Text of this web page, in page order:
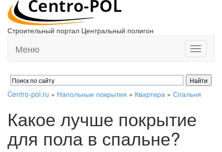
Строительный портал Центральный полигон
Toggle
Меню
Centro-pol.ru » Напольные покрытия » Квартира » Спальня
Какое лучше покрытие
для пола в спальне?